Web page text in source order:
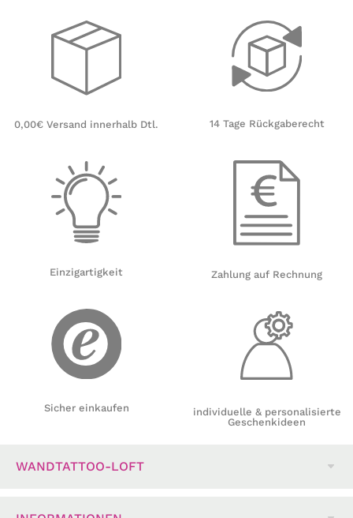
0,00€ Versand innerhalb Dtl.
Einzigartigkeit
Sicher einkaufen
14 Tage Rückgaberecht
Zahlung auf Rechnung
individuelle & personalisierte
Geschenkideen
WANDTATTOO-LOFT